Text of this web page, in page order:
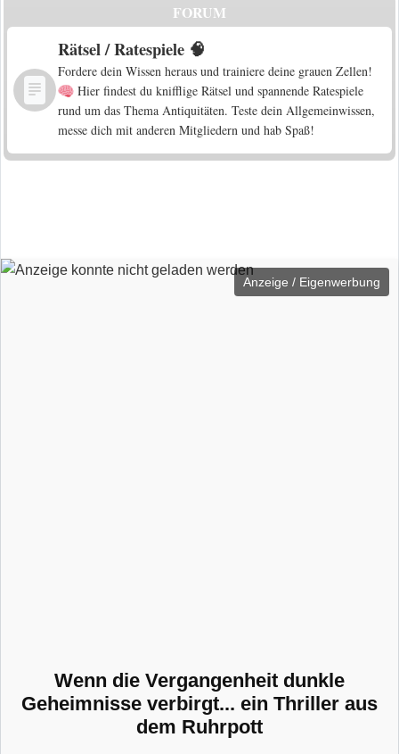
FORUM
Rätsel / Ratespiele 🧠
Fordere dein Wissen heraus und trainiere deine grauen Zellen!
Hier findest du knifflige Rätsel und spannende Ratespiele
rund um das Thema Antiquitäten. Teste dein Allgemeinwissen,
messe dich mit anderen Mitgliedern und hab Spaß!
Anzeige / Eigenwerbung
Wenn die Vergangenheit dunkle
Geheimnisse verbirgt... ein Thriller aus
dem Ruhrpott